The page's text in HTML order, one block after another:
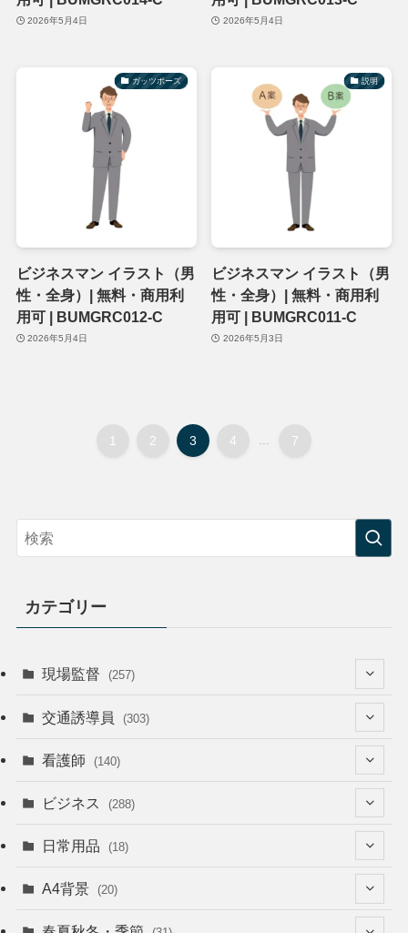
2026年5月4日 2026年5月4日
ガッツポーズ
ビジネスマン イラスト（男
性・全身）| 無料・商用利
用可 | BUMGRC012-C
2026年5月4日
説明
ビジネスマン イラスト（男
性・全身）| 無料・商用利
用可 | BUMGRC011-C
2026年5月3日
1 2 3 4 7
カテゴリー
現場監督 (257)
(52)
(74)
交通誘導員 (303)
(64)
(53)
(55)
看護師 (140)
(53)
(36)
(22)
ビジネス (288)
(120)
(12)
(49)
(8)
日常用品 (18)
(13)
A4背景 (20)
(5)